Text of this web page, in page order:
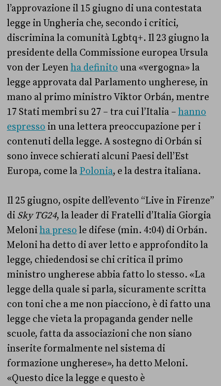
l’approvazione il 15 giugno di una contestata
legge in Ungheria che, secondo i critici,
discrimina la comunità Lgbtq+. Il 23 giugno la
presidente della Commissione europea Ursula
von der Leyenha definito una «vergogna» la
legge approvata dal Parlamento ungherese, in
mano al primo ministro Viktor Orbán, mentre
17 Stati membri su 27 – tra cui l’Italia – hanno
espresso in una lettera preoccupazione per i
contenuti della legge. A sostegno di Orbán si
sono invece schierati alcuni Paesi dell’Est
Europa, come la Polonia, e la destra italiana.
Il 25 giugno, ospite dell’evento “Live in Firenze”
di Sky TG24, la leader di Fratelli d’Italia Giorgia
Meloniha preso le difese (min. 4:04) di Orbán.
Meloni ha detto di aver letto e approfondito la
legge, chiedendosi se chi critica il primo
ministro ungherese abbia fatto lo stesso. «La
legge della quale si parla, sicuramente scritta
con toni che a me non piacciono, è di fatto una
legge che vieta la propaganda gender nelle
scuole, fatta da associazioni che non siano
inserite formalmente nel sistema di
formazione ungherese», ha detto Meloni.
«Questo dice la legge e questo è